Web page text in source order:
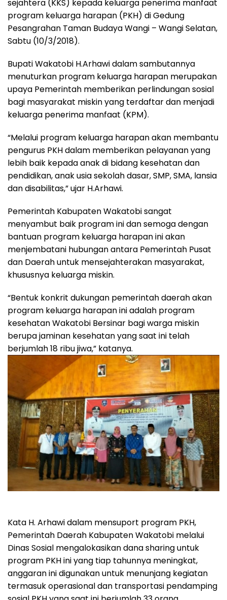
sejahtera (KKS) kepada keluarga penerima manfaat
program keluarga harapan (PKH) di Gedung
Pesangrahan Taman Budaya Wangi – Wangi Selatan,
Sabtu (10/3/2018).
Bupati Wakatobi H.Arhawi dalam sambutannya
menuturkan program keluarga harapan merupakan
upaya Pemerintah memberikan perlindungan sosial
bagi masyarakat miskin yang terdaftar dan menjadi
keluarga penerima manfaat (KPM).
“Melalui program keluarga harapan akan membantu
pengurus PKH dalam memberikan pelayanan yang
lebih baik kepada anak di bidang kesehatan dan
pendidikan, anak usia sekolah dasar, SMP, SMA, lansia
dan disabilitas,” ujar H.Arhawi.
Pemerintah Kabupaten Wakatobi sangat
menyambut baik program ini dan semoga dengan
bantuan program keluarga harapan ini akan
menjembatani hubungan antara Pemerintah Pusat
dan Daerah untuk mensejahterakan masyarakat,
khususnya keluarga miskin.
“Bentuk konkrit dukungan pemerintah daerah akan
program keluarga harapan ini adalah program
kesehatan Wakatobi Bersinar bagi warga miskin
berupa jaminan kesehatan yang saat ini telah
berjumlah 18 ribu jiwa,” katanya.
Kata H. Arhawi dalam mensuport program PKH,
Pemerintah Daerah Kabupaten Wakatobi melalui
Dinas Sosial mengalokasikan dana sharing untuk
program PKH ini yang tiap tahunnya meningkat,
anggaran ini digunakan untuk menunjang kegiatan
termasuk operasional dan transportasi pendamping